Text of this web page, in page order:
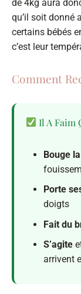
de 4kg aura
qu’il soit donné
certains bébés
c’est leur
Comment
Il A Faim
Bouge
Porte
doigts
Fait du
S’agite
arrivent